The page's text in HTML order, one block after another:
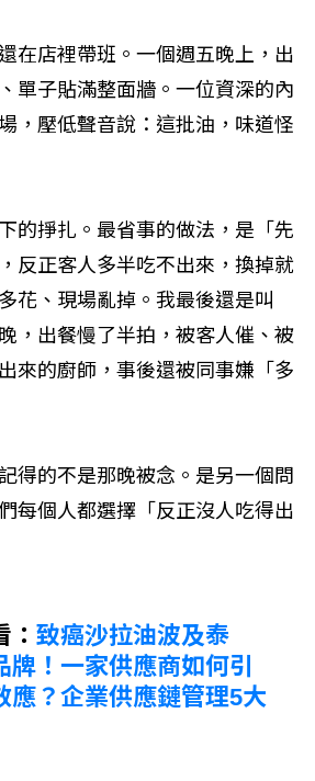
在店裡帶班。一個週五晚上，出
單子貼滿整面牆。一位資深的內
，壓低聲音說：這批油，味道怪
的掙扎。最省事的做法，是「先
反正客人多半吃不出來，換掉就
花、現場亂掉。我最後還是叫
，出餐慢了半拍，被客人催、被
來的廚師，事後還被同事嫌「多
得的不是那晚被念。是另一個問
每個人都選擇「反正沒人吃得出
致癌沙拉油波及泰
牌！一家供應商如何引
應？企業供應鏈管理5大